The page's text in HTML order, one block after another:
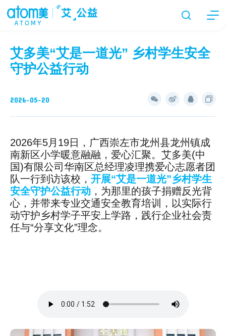
艾多美“艾是一道光” 乡村学生安全
守护公益行动
2026-05-20
2026年5月19日，广西崇左市龙州县龙州镇成
南新区小学暖意融融，爱心汇聚。艾多美(中
国)有限公司华南区总经理凌理携爱心志愿者团
队一行到访该校， 开展“艾是一道光”乡村学生
安全守护公益行动 ，为那里的孩子捐赠反光背
心，并带来专业交通安全教育培训，以实际行
动守护乡村学子平安上学路，践行企业社会责
任与“分享文化”理念。